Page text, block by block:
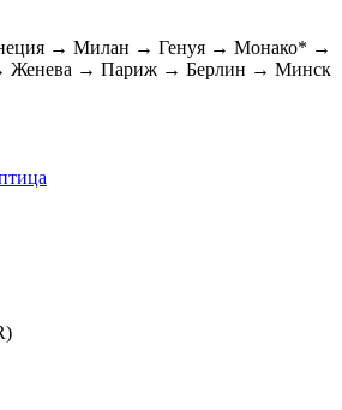
→ Милан → Генуя → Монако* →
Женева → Париж → Берлин → Минск